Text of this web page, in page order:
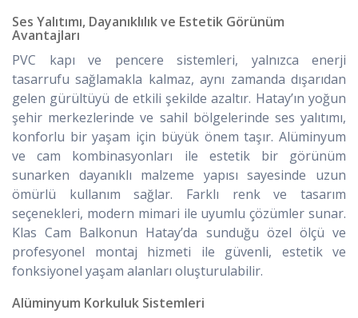
Ses Yalıtımı, Dayanıklılık ve Estetik Görünüm
Avantajları
PVC kapı ve pencere sistemleri, yalnızca enerji
tasarrufu sağlamakla kalmaz, aynı zamanda dışarıdan
gelen gürültüyü de etkili şekilde azaltır. Hatay’ın yoğun
şehir merkezlerinde ve sahil bölgelerinde ses yalıtımı,
konforlu bir yaşam için büyük önem taşır. Alüminyum
ve cam kombinasyonları ile estetik bir görünüm
sunarken dayanıklı malzeme yapısı sayesinde uzun
ömürlü kullanım sağlar. Farklı renk ve tasarım
seçenekleri, modern mimari ile uyumlu çözümler sunar.
Klas Cam Balkonun Hatay’da sunduğu özel ölçü ve
profesyonel montaj hizmeti ile güvenli, estetik ve
fonksiyonel yaşam alanları oluşturulabilir.
Alüminyum Korkuluk Sistemleri